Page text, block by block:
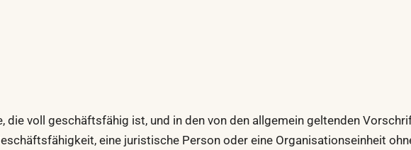
die voll geschäftsfähig ist, und in den von den allgemein geltenden
eine juristische Person oder eine Organisationseinheit